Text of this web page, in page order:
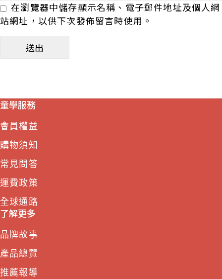
在瀏覽器中儲存顯示名稱、電子郵件地址及個人網
站網址，以供下次發佈留言時使用。
童學服務
會員權益
購物須知
常見問答
運費政策
全球通路
了解更多
品牌故事
產品總覽
推薦報導